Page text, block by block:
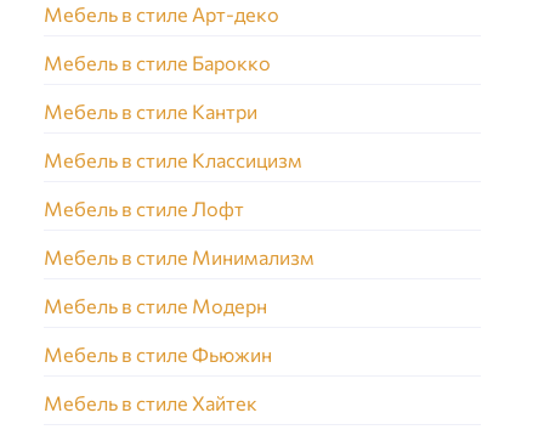
Мебель в стиле Арт-деко
Мебель в стиле Барокко
Мебель в стиле Кантри
Мебель в стиле Классицизм
Мебель в стиле Лофт
Мебель в стиле Минимализм
Мебель в стиле Модерн
Мебель в стиле Фьюжин
Мебель в стиле Хайтек